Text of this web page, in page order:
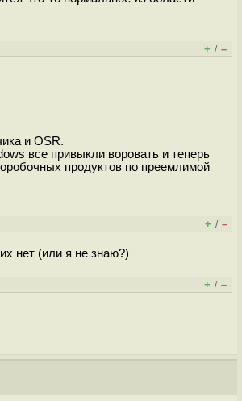
+ / –
и OSR.
все привыкли воровать и теперь
продуктов по преемлимой
+ / –
нет (или я не знаю?)
+ / –